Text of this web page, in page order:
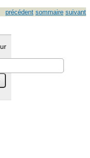
précédent sommaire suivant